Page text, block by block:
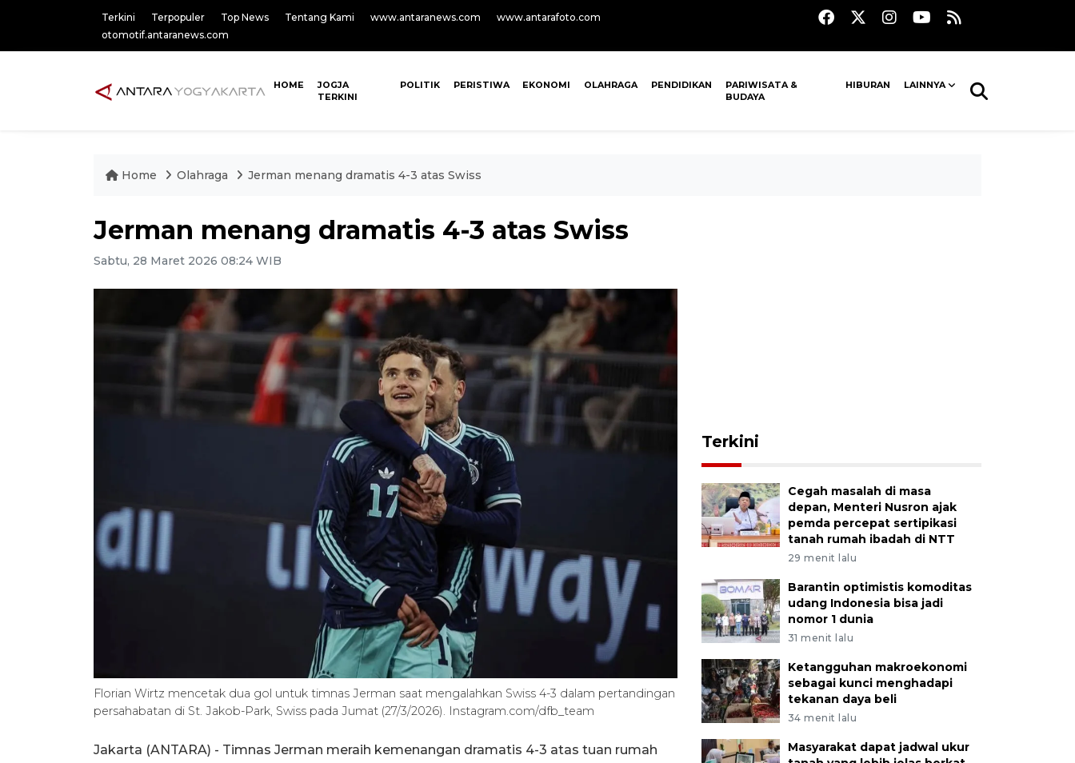
Terkini Terpopuler Top News Tentang Kami www.antaranews.com
www.antarafoto.com
otomotif.antaranews.com
HOME
JOGJA
TERKINI
POLITIK PERISTIWA EKONOMI OLAHRAGA PENDIDIKAN
PARIWISATA &
BUDAYA
HIBURAN LAINNYA
Home Olahraga Jerman menang dramatis 4-3 atas Swiss
Jerman menang dramatis 4-3 atas Swiss
Sabtu, 28 Maret 2026 08:24 WIB
Florian Wirtz mencetak dua gol untuk timnas Jerman saat mengalahkan Swiss 4-3 dalam pertandingan
persahabatan di St. Jakob-Park, Swiss pada Jumat (27/3/2026). Instagram.com/dfb_team
Jakarta (ANTARA) - Timnas Jerman meraih kemenangan dramatis 4-3 atas tuan rumah
Terkini
Cegah masalah di masa
depan, Menteri Nusron ajak
pemda percepat sertipikasi
tanah rumah ibadah di NTT
29 menit lalu
Barantin optimistis komoditas
udang Indonesia bisa jadi
nomor 1 dunia
31 menit lalu
Ketangguhan makroekonomi
sebagai kunci menghadapi
tekanan daya beli
34 menit lalu
Masyarakat dapat jadwal ukur